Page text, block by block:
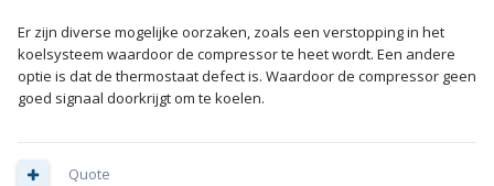
Er zijn diverse mogelijke oorzaken, zoals een verstopping in het
koelsysteem waardoor de compressor te heet wordt. Een andere
optie is dat de thermostaat defect is. Waardoor de compressor geen
goed signaal doorkrijgt om te koelen.
Quote